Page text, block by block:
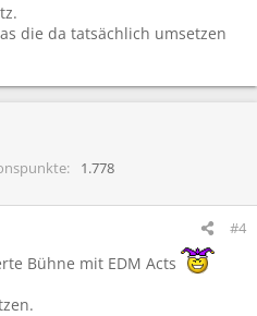
die da tatsächlich umsetzen
1.778
#4
Bühne mit EDM Acts